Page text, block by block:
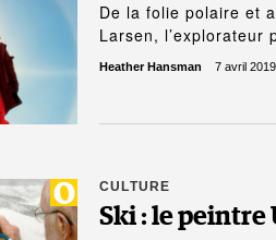
De la folie polaire et
Larsen, l’explorateur
Heather Hansman 7 avril 2019
CULTURE
Ski : le peintre